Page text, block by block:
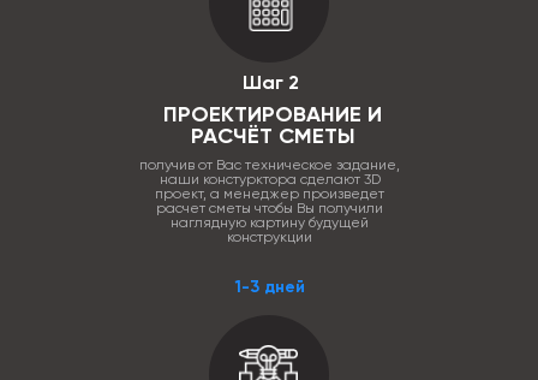
1-3 дней
Шаг 2
ПРОЕКТИРОВАНИЕ И
РАСЧЁТ СМЕТЫ
получив от Вас техническое задание,
наши констурктора сделают 3D
проект, а менеджер произведет
расчет сметы чтобы Вы получили
наглядную картину будущей
конструкции